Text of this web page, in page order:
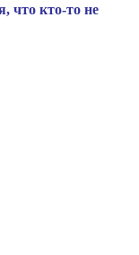
что кто-то не